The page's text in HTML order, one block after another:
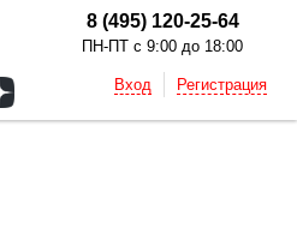
8 (495) 120-25-64
ПН-ПТ с 9:00 до 18:00
Вход Регистрация